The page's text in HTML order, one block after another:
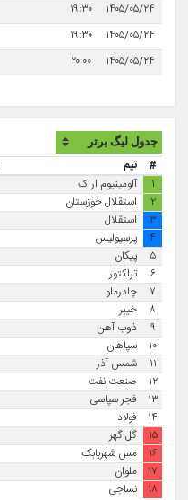
۱۴۰۵/۰۵/۲۴
۱۹:۳۰
۱۴۰۵/۰۵/۲۴
۱۹:۳۰
۱۴۰۵/۰۵/۲۴
۲۰:۰۰
# تیم
۱
آلومینیوم اراک
۲
استقلال خوزستان
۳
استقلال
۴
پرسپولیس
۵
پیکان
۶
تراکتور
۷
چادرملو
۸
خیبر
۹
ذوب آهن
۱۰
سپاهان
۱۱
شمس آذر
۱۲
صنعت نفت
۱۳
فجر سپاسی
۱۴
فولاد
۱۵
گل گهر
۱۶
مس شهربابک
۱۷
ملوان
۱۸
نساجی